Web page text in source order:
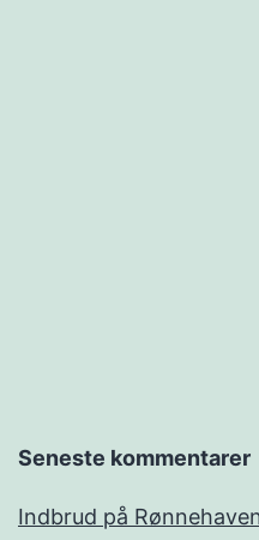
Seneste kommentarer
Indbrud på